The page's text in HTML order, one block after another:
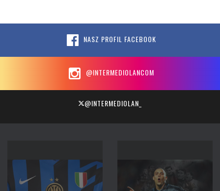
NASZ PROFIL FACEBOOK
@INTERMEDIOLANCOM
@INTERMEDIOLAN_